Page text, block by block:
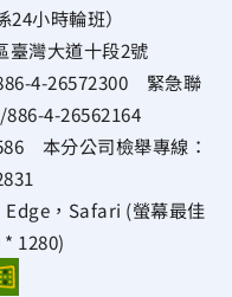
小時輪班）
臺灣大道十段2號
4-26572300 緊急聯
/886-4-26562164
本分公司檢舉專線：
，Safari (螢幕最佳
1280)